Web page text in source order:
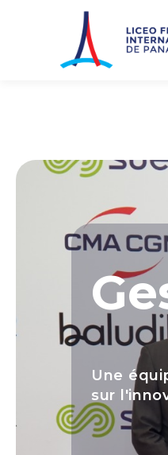
Une
sur